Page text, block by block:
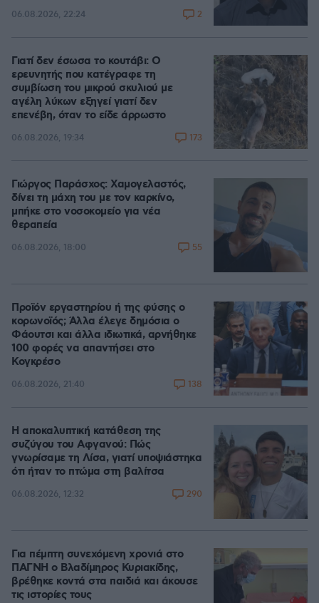
06.08.2026, 22:24 2
Γιατί δεν έσωσα το κουτάβι: Ο
ερευνητής που κατέγραφε τη
συμβίωση του μικρού σκυλιού με
αγέλη λύκων εξηγεί γιατί δεν
επενέβη, όταν το είδε άρρωστο
06.08.2026, 19:34 173
Γιώργος Παράσχος: Χαμογελαστός,
δίνει τη μάχη του με τον καρκίνο,
μπήκε στο νοσοκομείο για νέα
θεραπεία
06.08.2026, 18:00 55
Προϊόν εργαστηρίου ή της φύσης ο
κορωνοϊός; Άλλα έλεγε δημόσια ο
Φάουτσι και άλλα ιδιωτικά, αρνήθηκε
100 φορές να απαντήσει στο
Κογκρέσο
06.08.2026, 21:40 138
Η αποκαλυπτική κατάθεση της
συζύγου του Αφγανού: Πώς
γνωρίσαμε τη Λίσα, γιατί υποψιάστηκα
ότι ήταν το πτώμα στη βαλίτσα
06.08.2026, 12:32 290
Για πέμπτη συνεχόμενη χρονιά στο
ΠΑΓΝΗ ο Βλαδίμηρος Κυριακίδης,
βρέθηκε κοντά στα παιδιά και άκουσε
τις ιστορίες τους